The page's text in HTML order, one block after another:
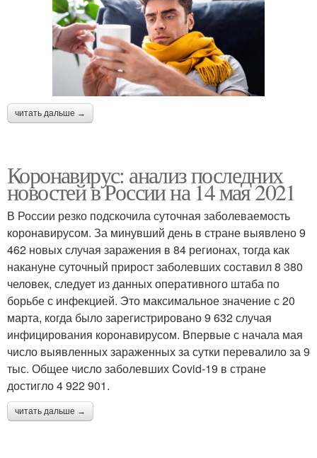
читать дальше →
Коронавирус: анализ последних
новостей в России на 14 мая 2021
В России резко подскочила суточная заболеваемость
коронавирусом. За минувший день в стране выявлено 9
462 новых случая заражения в 84 регионах, тогда как
накануне суточный прирост заболевших составил 8 380
человек, следует из данных оперативного штаба по
борьбе с инфекцией. Это максимальное значение с 20
марта, когда было зарегистрировано 9 632 случая
инфицирования коронавирусом. Впервые с начала мая
число выявленных зараженных за сутки перевалило за 9
тыс. Общее число заболевших Covid-19 в стране
достигло 4 922 901.
читать дальше →